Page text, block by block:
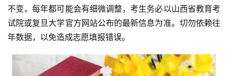
不变，每年都可能会有细微调整，考生务必以山西省教育考
试院或复旦大学官方网站公布的最新信息为准。切勿依赖往
年数据，以免造成志愿填报错误。